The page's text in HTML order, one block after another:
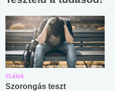
#Lélek
Szorongás teszt